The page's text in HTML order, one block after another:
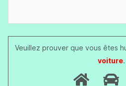
Veuillez prouver que vous êtes
voiture.